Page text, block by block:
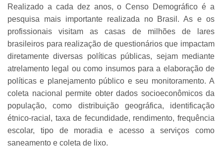
Realizado a cada dez anos, o Censo Demográfico é a
pesquisa mais importante realizada no Brasil. As e os
profissionais visitam as casas de milhões de lares
brasileiros para realização de questionários que impactam
diretamente diversas políticas públicas, sejam mediante
atrelamento legal ou como insumos para a elaboração de
políticas e planejamento público e seu monitoramento. A
coleta nacional permite obter dados socioeconômicos da
população, como distribuição geográfica, identificação
étnico-racial, taxa de fecundidade, rendimento, frequência
escolar, tipo de moradia e acesso a serviços como
saneamento e coleta de lixo.